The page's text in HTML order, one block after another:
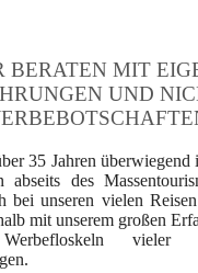
BERATEN MIT
UND
35 Jahren überwiegend
abseits des
bei unseren vielen
mit unserem großen
vieler